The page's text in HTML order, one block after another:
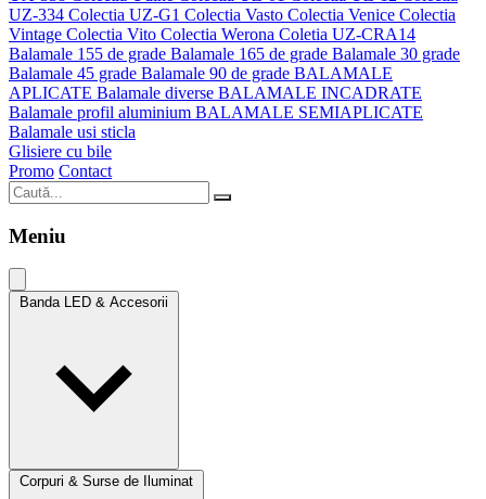
UZ-334 Colectia UZ-G1 Colectia Vasto Colectia Venice Colectia
Vintage Colectia Vito Colectia Werona Coletia UZ-CRA14
Balamale 155 de grade Balamale 165 de grade Balamale 30 grade
Balamale 45 grade Balamale 90 de grade BALAMALE
APLICATE Balamale diverse BALAMALE INCADRATE
Balamale profil aluminium BALAMALE SEMIAPLICATE
Balamale usi sticla
Glisiere cu bile
Promo Contact
Meniu
Banda LED & Accesorii
Corpuri & Surse de Iluminat